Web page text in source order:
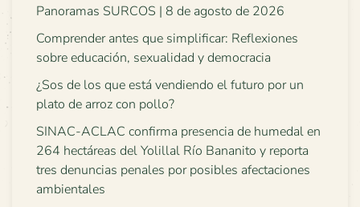
Panoramas SURCOS | 8 de agosto de 2026
Comprender antes que simplificar: Reflexiones
sobre educación, sexualidad y democracia
¿Sos de los que está vendiendo el futuro por un
plato de arroz con pollo?
SINAC-ACLAC confirma presencia de humedal en
264 hectáreas del Yolillal Río Bananito y reporta
tres denuncias penales por posibles afectaciones
ambientales